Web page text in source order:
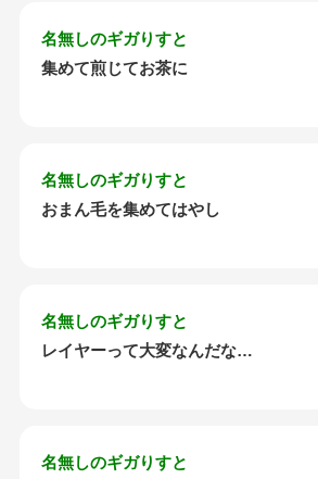
名無しのギガりすと
集めて煎じてお茶に
名無しのギガりすと
おまん毛を集めてはやし
名無しのギガりすと
レイヤーって大変なんだな…
名無しのギガりすと